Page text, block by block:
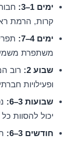
ימים 1–3:
קרות, הרמת
ימים 4–7:
משתפרת
שבוע 2:
רוב
ופעילויות
שבועות 3–6:
יכול להסוות
חודשים 3–6: